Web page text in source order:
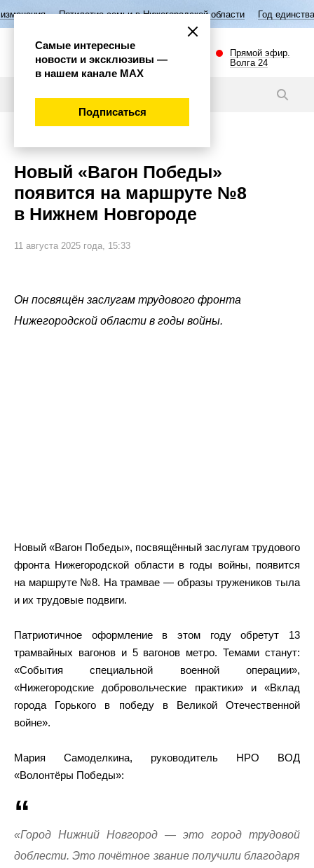
семьи в Нижегородской области Год единства народов
Прямой эфир.
Волга 24
Новый «Вагон Победы»
появится на маршруте №8
в Нижнем Новгороде
11 августа 2025 года, 15:33
Он посвящён заслугам трудового фронта
Нижегородской области в годы войны.
Новый «Вагон Победы», посвящённый заслугам трудового
фронта Нижегородской области в годы войны, появится
на маршруте №8. На трамвае — образы тружеников тыла
и их трудовые подвиги.
Патриотичное оформление в этом году обретут 13
трамвайных вагонов и 5 вагонов метро. Темами станут:
«События специальной военной операции»,
«Нижегородские добровольческие практики» и «Вклад
города Горького в победу в Великой Отечественной
войне».
Мария Самоделкина, руководитель НРО ВОД
«Волонтёры Победы»:
«Город Нижний Новгород — это город трудовой
доблести. Это почётное звание получили благодаря
Самые интересные
новости и эксклюзивы —
в нашем канале МАХ
Подписаться